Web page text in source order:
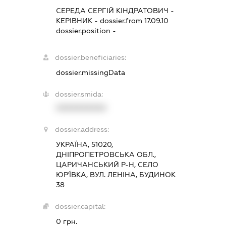
СЕРЕДА СЕРГІЙ КІНДРАТОВИЧ -
КЕРІВНИК - dossier.from 17.09.10
dossier.position -
dossier.beneficiaries:
dossier.missingData
dossier.smida:
dossier.address:
УКРАЇНА, 51020,
ДНІПРОПЕТРОВСЬКА ОБЛ.,
ЦАРИЧАНСЬКИЙ Р-Н, СЕЛО
ЮР'ЇВКА, ВУЛ. ЛЕНІНА, БУДИНОК
38
dossier.capital:
0 грн.